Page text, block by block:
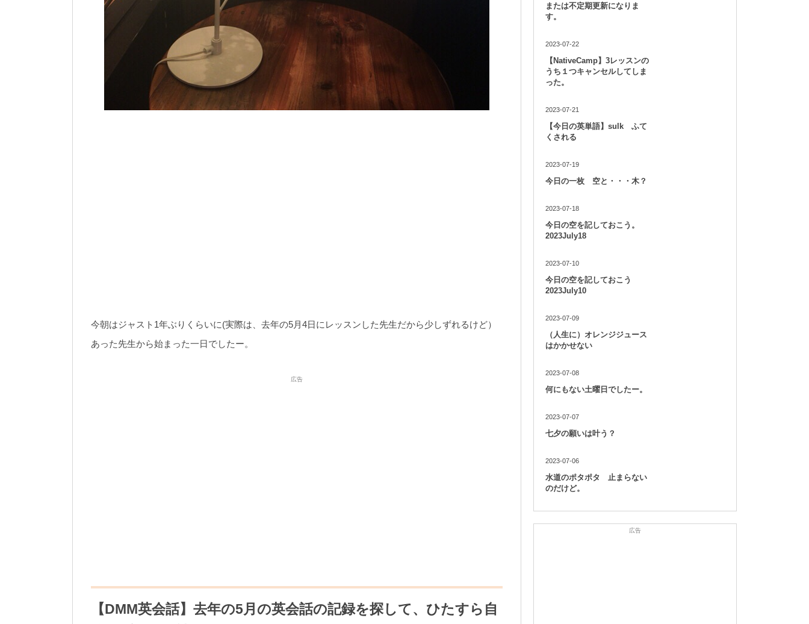
今朝はジャスト1年ぶりくらいに(実際は、去年の5月4日にレッスンした先生だから少しずれるけど）
あった先生から始まった一日でしたー。
広告
【DMM英会話】去年の5月の英会話の記録を探して、ひたすら自
または不定期更新になりま
す。
2023-07-22
【NativeCamp】3レッスンの
うち１つキャンセルしてしま
った。
2023-07-21
【今日の英単語】sulk ふて
くされる
2023-07-19
今日の一枚 空と・・・木？
2023-07-18
今日の空を記しておこう。
2023July18
2023-07-10
今日の空を記しておこう
2023July10
2023-07-09
（人生に）オレンジジュース
はかかせない
2023-07-08
何にもない土曜日でしたー。
2023-07-07
七夕の願いは叶う？
2023-07-06
水道のポタポタ 止まらない
のだけど。
広告